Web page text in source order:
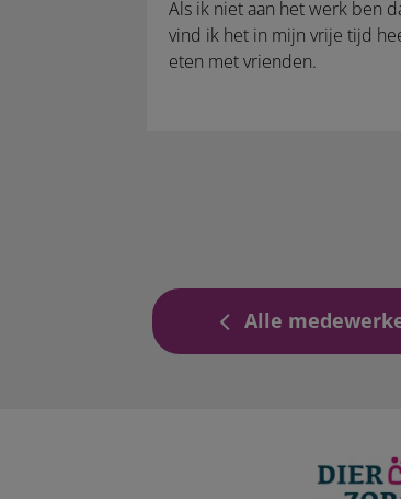
Als ik niet aan het werk ben
vind ik het in mijn vrije tijd
eten met vrienden.
Alle